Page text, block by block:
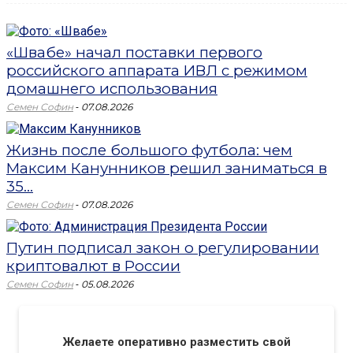
«Швабе» начал поставки первого
российского аппарата ИВЛ с режимом
домашнего использования
Семен Софин - 07.08.2026
Жизнь после большого футбола: чем
Максим Канунников решил заниматься в
35...
Семен Софин - 07.08.2026
Путин подписал закон о регулировании
криптовалют в России
Семен Софин - 05.08.2026
Желаете оперативно разместить свой